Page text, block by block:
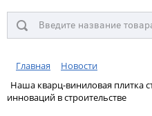
Главная
Новости
Наша кварц-виниловая плитка
инноваций в строительстве